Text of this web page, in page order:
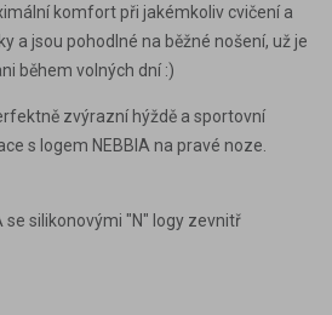
komfort při jakémkoliv cvičení a
a jsou pohodlné na běžné nošení, už je
během volných dní :)
zvýrazní hýždě a sportovní
s logem NEBBIA na pravé noze.
se silikonovými "N" logy zevnitř